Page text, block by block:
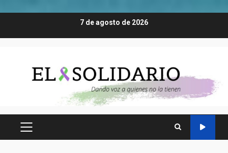
7 de agosto de 2026
MENÚ